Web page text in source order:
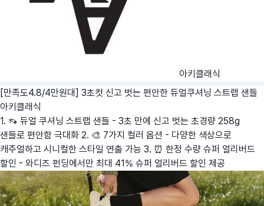
아키클래식
[만족도4.8/4만원대] 3초컷 신고 벗는 편안한 듀얼쿠셔닝 스트랩 샌들
아키클래식
1. 👡 듀얼 쿠셔닝 스트랩 샌들 - 3초 만에 신고 벗는 초경량 258g
샌들로 편안함 극대화 2. 🎨 7가지 컬러 옵션 - 다양한 색상으로
캐주얼하고 시니컬한 스타일 연출 가능 3. ⏰ 한정 수량 슈퍼 얼리버드
할인 - 와디즈 펀딩에서만 최대 41% 슈퍼 얼리버드 할인 제공